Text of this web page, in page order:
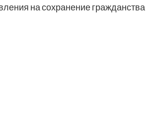
на сохранение гражданства